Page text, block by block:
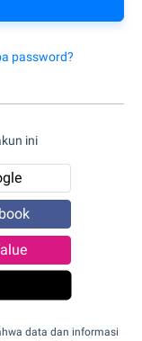
password?
ini
data dan informasi